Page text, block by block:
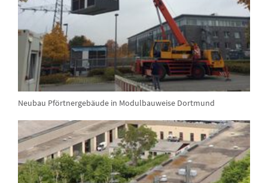
Neubau Pförtnergebäude in Modulbauweise Dortmund